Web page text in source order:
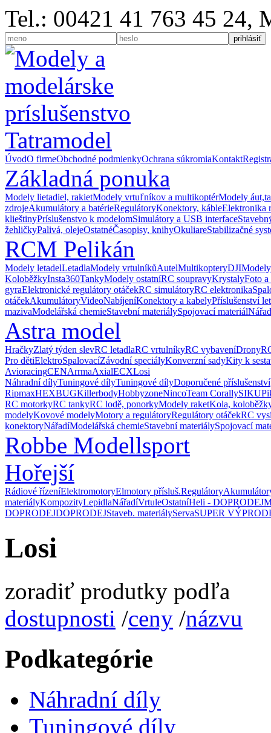
Tel.: 00421 41 763 45 24,
ÚvodO firmeObchodné podmienkyOchrana súkromiaKontakt
Základná ponuka
Modely lietadiel, rakietModely vrtuľníkov a multikoptérModely
zdrojeAkumulátory a batérieRegulátoryKonektory, kábleElektronika
klieštinyPríslušenstvo k modelomSimulátory a USB interface
žehličkyPalivá, olejeOstatnéČasopisy, knihyOkuliareStabilizačné
RCM Pelikán
Modely letadelLetadlaModely vrtulníkůAutelMultikopteryDJI
KoloběžkyInsta360TankyModely ostatníRC soupravyKrystalyFoto
gyraElektronické regulátory otáčekRC simulátoryRC elektronika
otáčekAkumulátoryVideoNabíjeníKonektory a kabelyPříslušenství
mazivaModelářská chemieStavební materiálySpojovací materiál
Astra model
HračkyZlatý týden slevRC letadlaRC vrtulníkyRC vybaveníDrony
Pro dětiElektroSpalovacíZávodní speciályKonverzní sadyKity k
AvioracingCENArrmaAxialECXLosi
Náhradní dílyTuningové dílyTuningové dílyDoporučené příslušenství
RipmaxHEXBUGKillerbodyHobbyzoneNincoTeam CorallySIKU
RC motorkyRC tankyRC lodě, ponorkyModely raketKola,
modelyKovové modelyMotory a regulátoryRegulátory otáčekRC
konektoryNářadíModelářská chemieStavební materiálySpojovací
Robbe Modellsport
Hořejší
Rádiové řízeníElektromotoryElmotory přísluš.Regulátory
materiályKompozityLepidlaNářadíVrtuleOstatníHeli - DOPRODEJ
DOPRODEJDOPRODEJStaveb. materiályServaSUPER
Losi
zoradiť produtky podľa
dostupnosti /ceny /názvu
Podkategórie
Náhradní díly
Tuningové díly